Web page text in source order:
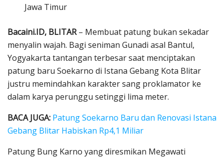
Jawa Timur
Bacaini.ID, BLITAR– Membuat patung bukan sekadar
menyalin wajah. Bagi seniman Gunadi asal Bantul,
Yogyakarta tantangan terbesar saat menciptakan
patung baru Soekarno di Istana Gebang Kota Blitar
justru memindahkan karakter sang proklamator ke
dalam karya perunggu setinggi lima meter.
BACA JUGA: Patung Soekarno Baru dan Renovasi Istana
Gebang Blitar Habiskan Rp4,1 Miliar
Patung Bung Karno yang diresmikan Megawati